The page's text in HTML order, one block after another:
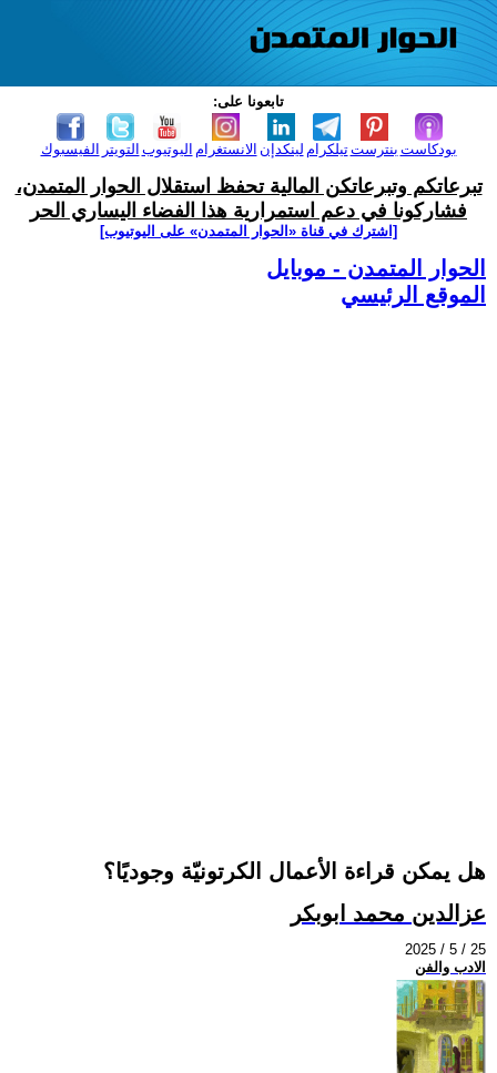
تابعونا على:
الفيسبوك التويتر اليوتيوب الانستغرام لينكدإن تيلكرامبنترست بودكاست
تبرعاتكم وتبرعاتكن المالية تحفظ استقلال الحوار المتمدن،
فشاركونا في دعم استمرارية هذا الفضاء اليساري الحر
[اشترك في قناة ‫«الحوار المتمدن» على اليوتيوب]
الحوار المتمدن - موبايل
الموقع الرئيسي
هل يمكن قراءة الأعمال الكرتونيّة وجوديًا؟
عزالدين محمد ابوبكر
2025 / 5 / 25
الادب والفن